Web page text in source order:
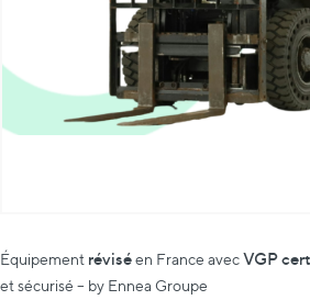
Équipement réviséen France avecVGP
et sécurisé – by Ennea Groupe